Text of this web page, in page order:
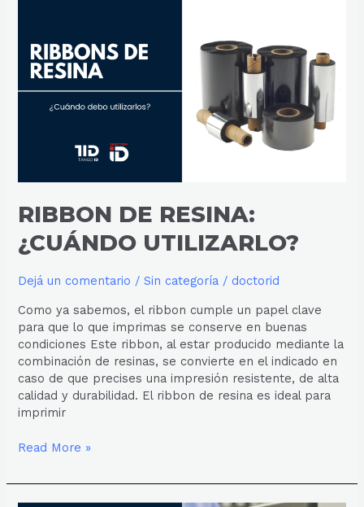
RIBBON DE RESINA:
¿CUÁNDO UTILIZARLO?
Dejá un comentario /Sin categoría / doctorid
Como ya sabemos, el ribbon cumple un papel clave
para que lo que imprimas se conserve en buenas
condiciones Este ribbon, al estar producido mediante la
combinación de resinas, se convierte en el indicado en
caso de que precises una impresión resistente, de alta
calidad y durabilidad. El ribbon de resina es ideal para
imprimir
¿CUÁNDO
UTILIZARLO?
Read More »